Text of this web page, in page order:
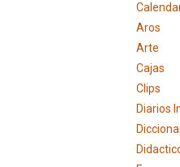
Aros
Arte
Cajas
Clips
Diarios